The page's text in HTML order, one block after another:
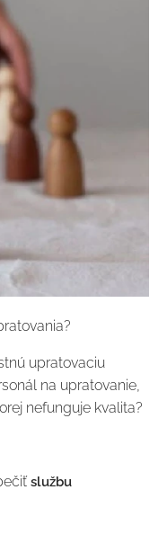
upratovaciu
na upratovanie,
nefunguje kvalita?
službu